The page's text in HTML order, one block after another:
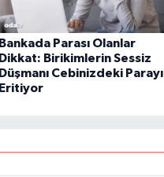
Bankada Parası Olanlar
Dikkat: Birikimlerin Sessiz
Düşmanı Cebinizdeki Parayı
Eritiyor